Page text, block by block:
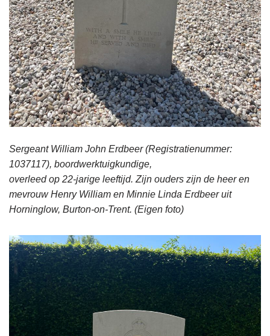
Sergeant William John Erdbeer (Registratienummer:
1037117), boordwerktuigkundige,
overleed op 22-jarige leeftijd. Zijn ouders zijn de heer en
mevrouw Henry William en Minnie Linda Erdbeer uit
Horninglow, Burton-on-Trent. (Eigen foto)